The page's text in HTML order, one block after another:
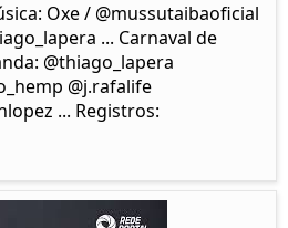
Oxe / @mussutaibaoficial
... Carnaval de
@thiago_lapera
@j.rafalife
... Registros: